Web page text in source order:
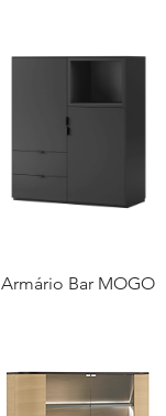
Armário Bar MOGO